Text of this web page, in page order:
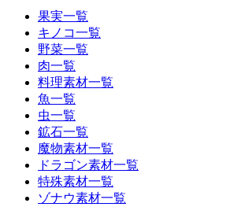
果実一覧
キノコ一覧
野菜一覧
肉一覧
料理素材一覧
魚一覧
虫一覧
鉱石一覧
魔物素材一覧
ドラゴン素材一覧
特殊素材一覧
ゾナウ素材一覧